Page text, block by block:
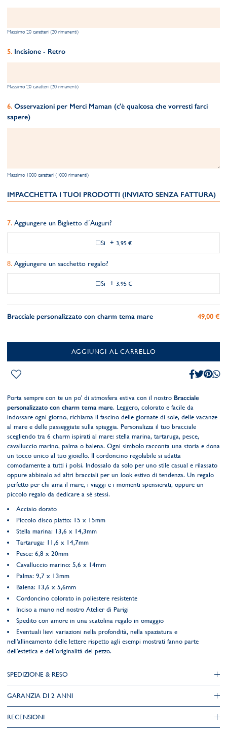
Massimo 20 caratteri (20 rimanenti)
Incisione - Retro
Massimo 20 caratteri (20 rimanenti)
Osservazioni per Merci Maman (c'è qualcosa che vorresti farci
sapere)
Massimo 1000 caratteri (1000 rimanenti)
IMPACCHETTA I TUOI PRODOTTI (INVIATO SENZA FATTURA)
Aggiungere un Biglietto d´Auguri?
Si + 3,95 €
Aggiungere un sacchetto regalo?
Si + 3,95 €
Bracciale personalizzato con charm tema mare 49,00 €
AGGIUNGI AL CARRELLO
Porta sempre con te un po' di atmosfera estiva con il nostro Bracciale
personalizzato con charm tema mare. Leggero, colorato e facile da
indossare ogni giorno, richiama il fascino delle giornate di sole, delle vacanze
al mare e delle passeggiate sulla spiaggia. Personalizza il tuo bracciale
scegliendo tra 6 charm ispirati al mare: stella marina, tartaruga, pesce,
cavalluccio marino, palma o balena. Ogni simbolo racconta una storia e dona
un tocco unico al tuo gioiello. Il cordoncino regolabile si adatta
comodamente a tutti i polsi. Indossalo da solo per uno stile casual e rilassato
oppure abbinalo ad altri bracciali per un look estivo di tendenza. Un regalo
perfetto per chi ama il mare, i viaggi e i momenti spensierati, oppure un
piccolo regalo da dedicare a sé stessi.
Acciaio dorato
Piccolo disco piatto: 15 x 15mm
Stella marina: 13,6 x 14,3mm
Tartaruga: 11,6 x 14,7mm
Pesce: 6,8 x 20mm
Cavalluccio marino: 5,6 x 14mm
Palma: 9,7 x 13mm
Balena: 13,6 x 5,6mm
Cordoncino colorato in poliestere resistente
Inciso a mano nel nostro Atelier di Parigi
Spedito con amore in una scatolina regalo in omaggio
Eventuali lievi variazioni nella profondità, nella spaziatura e
nell'allineamento delle lettere rispetto agli esempi mostrati fanno parte
dell'estetica e dell'originalità del pezzo.
SPEDIZIONE & RESO
GARANZIA DI 2 ANNI
RECENSIONI